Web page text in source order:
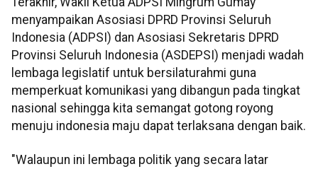
menyampaikan Asosiasi DPRD Provinsi Seluruh
Indonesia (ADPSI) dan Asosiasi Sekretaris DPRD
Provinsi Seluruh Indonesia (ASDEPSI) menjadi wadah
lembaga legislatif untuk bersilaturahmi guna
memperkuat komunikasi yang dibangun pada tingkat
nasional sehingga kita semangat gotong royong
menuju indonesia maju dapat terlaksana dengan baik.
"Walaupun ini lembaga politik yang secara latar